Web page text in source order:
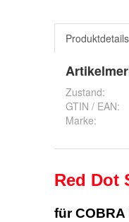
Produktdetails
Zustand:
GTIN / EAN:
Marke: